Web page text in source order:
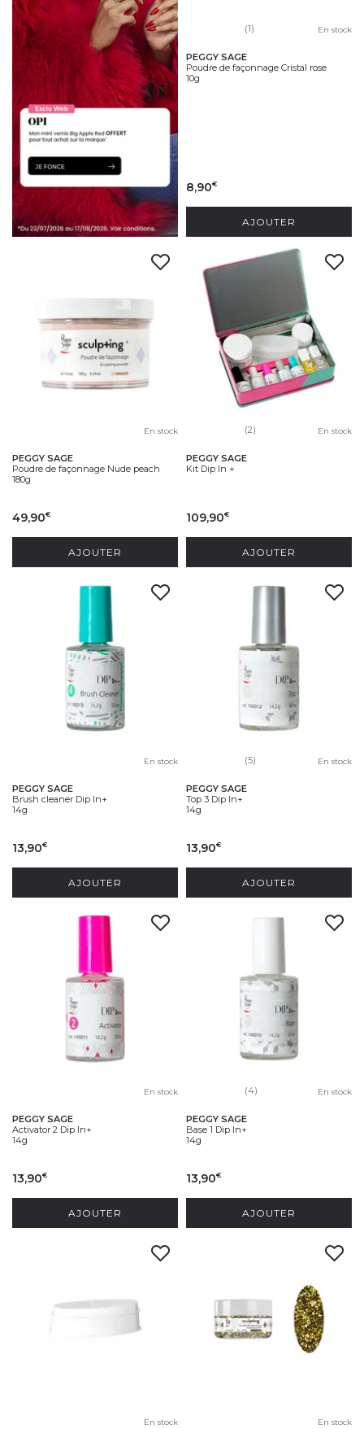
(1) En stock
PEGGY SAGE
Poudre de façonnage Cristal rose
10g
8,90€
AJOUTER
En stock
PEGGY SAGE
Poudre de façonnage Nude peach
180g
49,90€
AJOUTER
(2) En stock
PEGGY SAGE
Kit Dip In +
109,90€
AJOUTER
En stock
PEGGY SAGE
Brush cleaner Dip In+
14g
13,90€
AJOUTER
(5) En stock
PEGGY SAGE
Top 3 Dip In+
14g
13,90€
AJOUTER
En stock
PEGGY SAGE
Activator 2 Dip In+
14g
13,90€
AJOUTER
(4) En stock
PEGGY SAGE
Base 1 Dip In+
14g
13,90€
AJOUTER
En stock En stock